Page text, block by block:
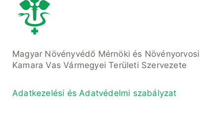
Magyar Növényvédő Mérnöki és Növényorvosi
Kamara Vas Vármegyei Területi Szervezete
Adatkezelési és Adatvédelmi szabályzat